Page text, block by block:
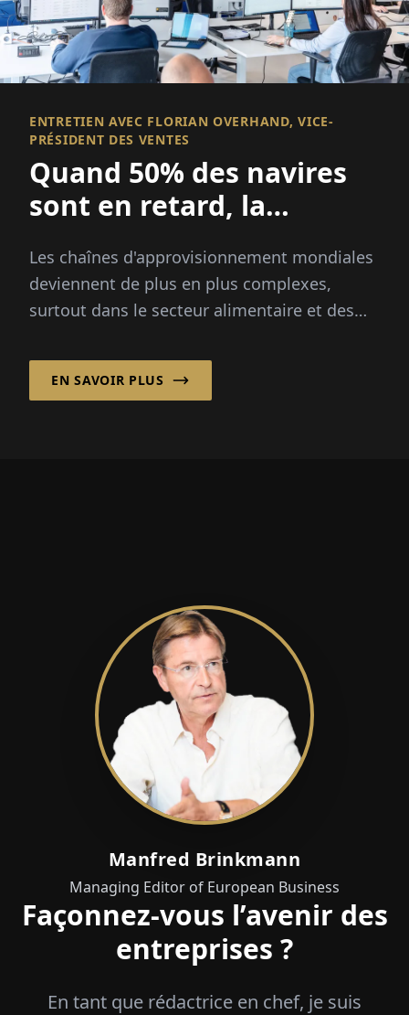
ENTRETIEN AVEC FLORIAN OVERHAND, VICE-
PRÉSIDENT DES VENTES
Quand 50% des navires
sont en retard, la
essentielle
Les chaînes d'approvisionnement mondiales
deviennent de plus en plus complexes,
surtout dans le secteur alimentaire et des
et la fiabilité sont critiques...
EN SAVOIR PLUS
Manfred Brinkmann
Managing Editor of European Business
Façonnez-vous l’avenir des
entreprises ?
En tant que rédactrice en chef, je suis